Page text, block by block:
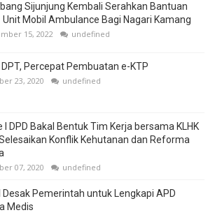
Sijunjung Kembali Serahkan Bantuan
Unit Mobil Ambulance Bagi Nagari Kamang
15, 2022 undefined
Percepat Pembuatan e-KTP
23, 2020 undefined
I DPD Bakal Bentuk Tim Kerja bersama KLHK
Konflik Kehutanan dan Reforma
07, 2020 undefined
Desak Pemerintah untuk Lengkapi APD
Medis